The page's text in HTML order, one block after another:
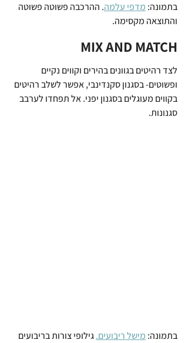
בתמונה: מדפי עלמה. ההרכבה פשוטה פשוטה
והתוצאה מקסימה.⁠
MIX AND MATCH
לצד רהיטים בגוונים בהירים וקווים נקיים
ופשוטים- בסגנון סקנדינבי, אפשר לשלב רהיטים
בקווים מעוגלים בסגנון יפני. אל תפחדו לערבב
סגנונות.
בתמונה: מישל ריבועים. גילופי צורות בריבועים